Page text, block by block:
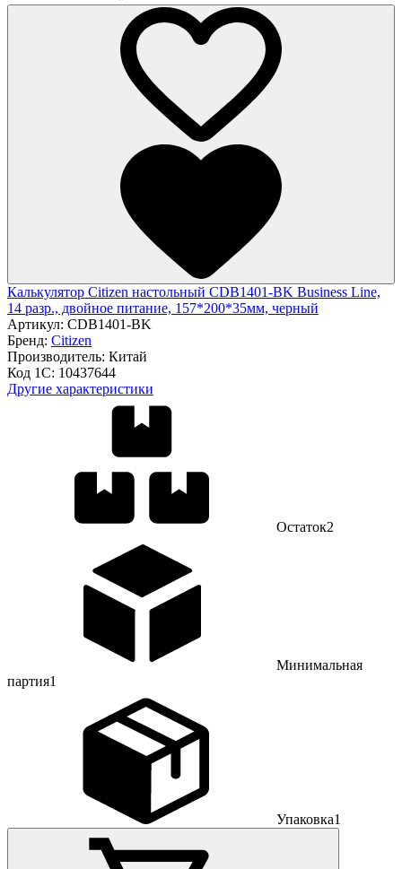
Калькулятор Citizen настольный CDB1401-BK Business Line,
14 разр., двойное питание, 157*200*35мм, черный
Артикул: CDB1401-BK
Бренд: Citizen
Производитель: Китай
Код 1С: 10437644
Другие характеристики
Остаток2
Минимальная
партия1
Упаковка1